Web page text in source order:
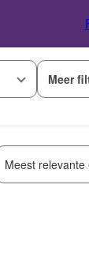
Meer
Meest relevante